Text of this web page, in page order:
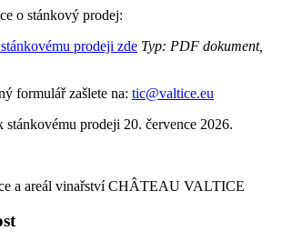
o stánkový prodej:
prodeji zde Typ: PDF dokument,
formulář zašlete na: tic@valtice.eu
stánkovému prodeji 20. července 2026.
a areál vinařství CHÂTEAU VALTICE